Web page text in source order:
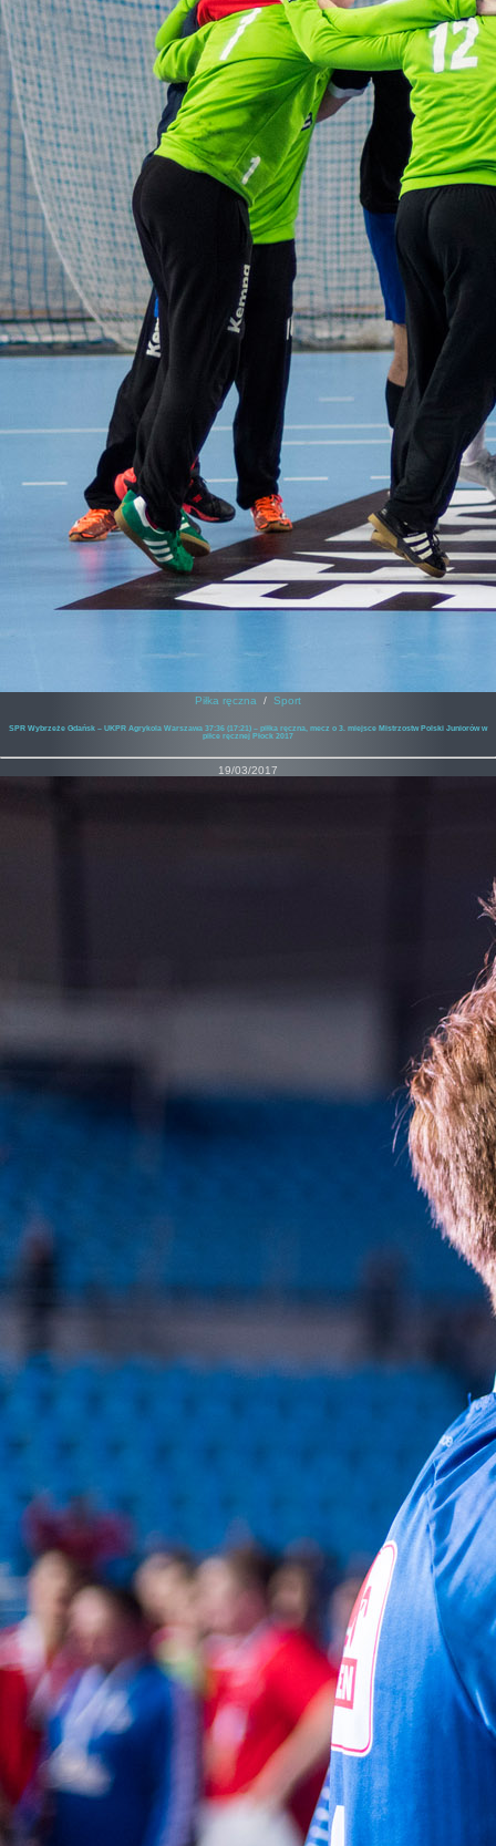
Piłka ręczna / Sport
SPR Wybrzeże Gdańsk – UKPR Agrykola Warszawa 37:36 (17:21) – piłka ręczna, mecz o 3. miejsce Mistrzostw Polski Juniorów w
piłce ręcznej Płock 2017
19/03/2017